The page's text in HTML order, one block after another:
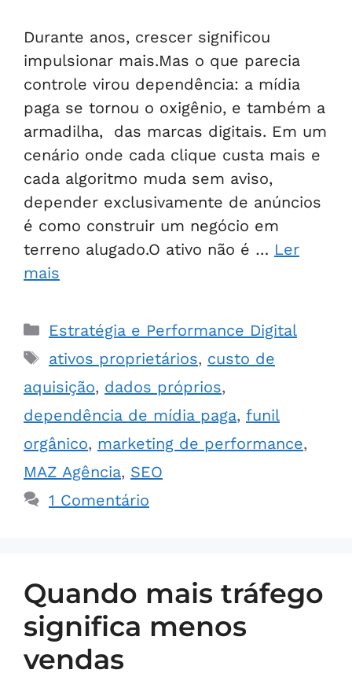
Durante anos, crescer significou
impulsionar mais.Mas o que parecia
controle virou dependência: a mídia
paga se tornou o oxigênio, e também a
armadilha, das marcas digitais. Em um
cenário onde cada clique custa mais e
cada algoritmo muda sem aviso,
depender exclusivamente de anúncios
é como construir um negócio em
terreno alugado.O ativo não é … Ler
mais
Estratégia e Performance Digital
ativos proprietários, custo de
aquisição, dados próprios,
dependência de mídia paga, funil
orgânico, marketing de performance,
MAZ Agência, SEO
1 Comentário
Quando mais tráfego
significa menos
vendas